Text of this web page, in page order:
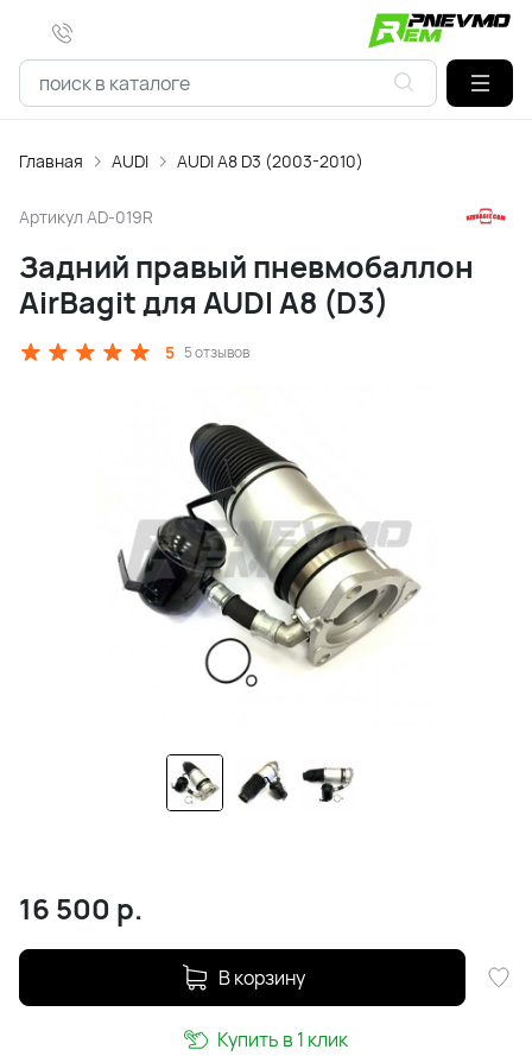
Главная AUDI AUDI A8 D3 (2003-2010)
Артикул AD-019R
Задний правый пневмобаллон
AirBagit для AUDI A8 (D3)
5 5 отзывов
16 500 р.
В корзину
Купить в 1 клик